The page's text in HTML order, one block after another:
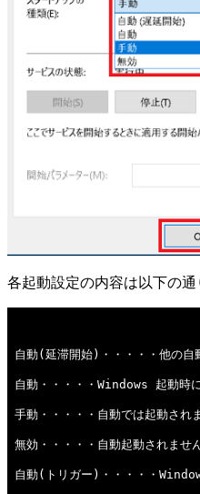
各起動設定の内容は以下の通
自動(延滞開始)・・・・・他の自
自動・・・・・Windows 起動時
手動・・・・・自動では起動され
無効・・・・・自動起動されませ
自動(トリガー)・・・・・